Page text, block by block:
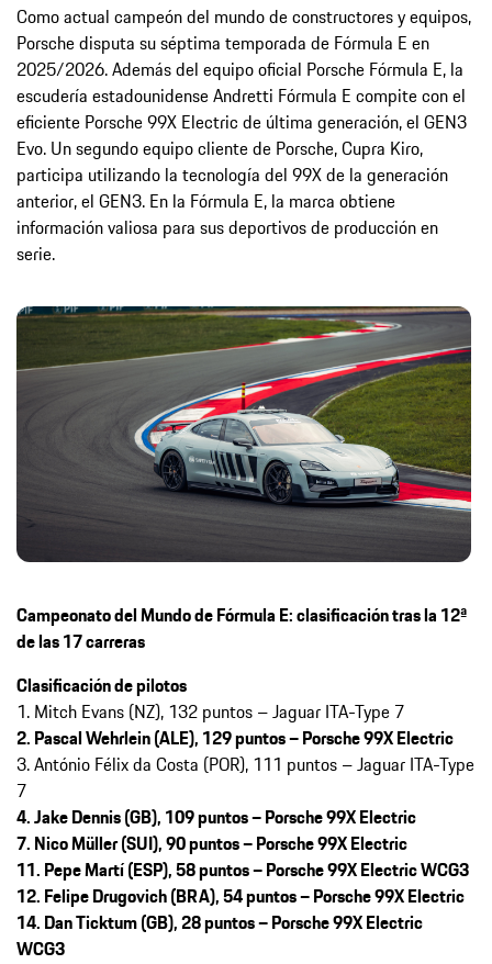
Como actual campeón del mundo de constructores y equipos,
Porsche disputa su séptima temporada de Fórmula E en
2025/2026. Además del equipo oficial Porsche Fórmula E, la
escudería estadounidense Andretti Fórmula E compite con el
eficiente Porsche 99X Electric de última generación, el GEN3
Evo. Un segundo equipo cliente de Porsche, Cupra Kiro,
participa utilizando la tecnología del 99X de la generación
anterior, el GEN3. En la Fórmula E, la marca obtiene
información valiosa para sus deportivos de producción en
serie.
Campeonato del Mundo de Fórmula E: clasificación tras la 12ª
de las 17 carreras
Clasificación de pilotos
1.⁠ Mitch Evans (NZ), 132 puntos – Jaguar ITA-Type 7
2. Pascal Wehrlein (ALE), 129 puntos – Porsche 99X Electric
3. António Félix da Costa (POR), 111 puntos – Jaguar ITA-Type
7
4. Jake Dennis (GB), 109 puntos – Porsche 99X Electric
7. Nico Müller (SUI), 90 puntos – Porsche 99X Electric
11. Pepe Martí (ESP), 58 puntos – Porsche 99X Electric WCG3
12. Felipe Drugovich (BRA), 54 puntos – Porsche 99X Electric
14. Dan Ticktum (GB), 28 puntos – Porsche 99X Electric
WCG3